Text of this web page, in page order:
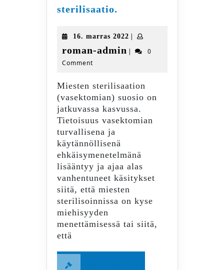
sterilisaatio.
sterilisaatio.
16. marras 202216.
|
roman-admin roman-
|
0
Comment
Miesten sterilisaation
(vasektomian) suosio on
jatkuvassa kasvussa.
Tietoisuus vasektomian
turvallisena ja
käytännöllisenä
ehkäisymenetelmänä
lisääntyy ja ajaa alas
vanhentuneet käsitykset
siitä, että miesten
sterilisoinnissa on kyse
miehisyyden
menettämisessä tai siitä,
että